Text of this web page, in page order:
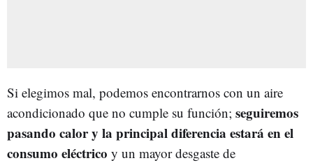
Si elegimos mal, podemos encontrarnos con un aire
acondicionado que no cumple su función; seguiremos
pasando calor y la principal diferencia estará en el
consumo eléctrico y un mayor desgaste de